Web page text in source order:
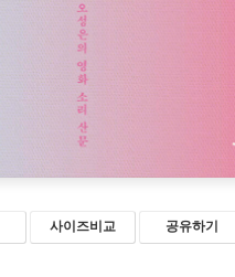
사이즈비교 공유하기